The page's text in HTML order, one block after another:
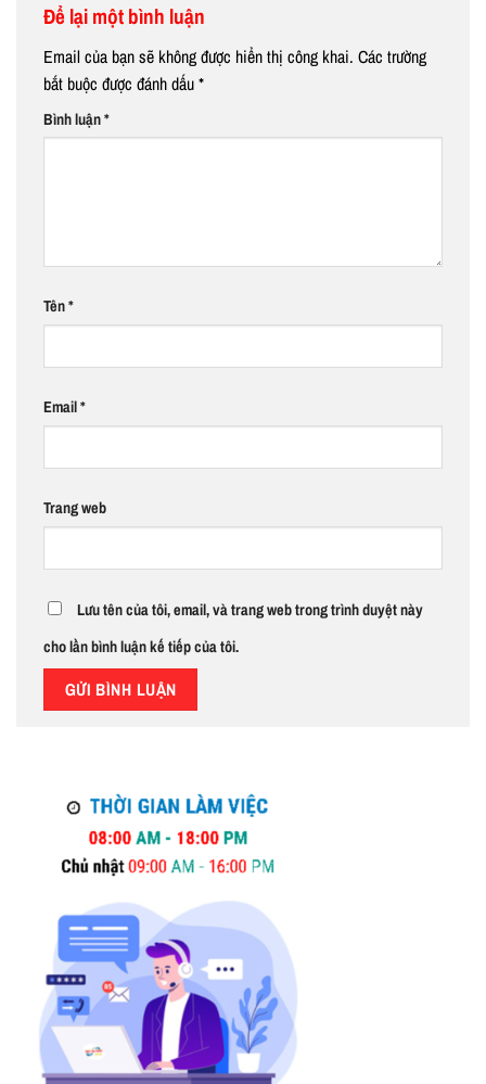
Để lại một bình luận
Email của bạn sẽ không được hiển thị công khai. Các trường
bắt buộc được đánh dấu*
Bình luận*
Tên*
Email*
Trang web
Lưu tên của tôi, email, và trang web trong trình duyệt này
cho lần bình luận kế tiếp của tôi.